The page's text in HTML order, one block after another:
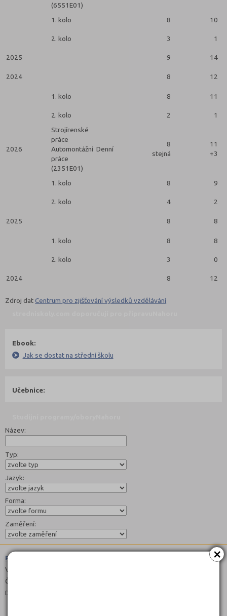
×
(6551E01)
1. kolo 8 10
2. kolo 3 1
2025 9 14
2024 8 12
1. kolo 8 11
2. kolo 2 1
2026
Strojírenské
práce
Automontážní
práce
(2351E01)
Denní
8
stejná
11
+3
1. kolo 8 9
2. kolo 4 2
2025 8 8
1. kolo 8 8
2. kolo 3 0
2024 8 12
Zdroj datCentrum pro zjišťování výsledků vzdělávání
Ebook:
Jak se dostat na střední školu
Učebnice:
Název:
Typ:
Jazyk:
Forma:
Zaměření:
Pečovatelské služby (7541E01)
Výuční list
Čeština
Denní